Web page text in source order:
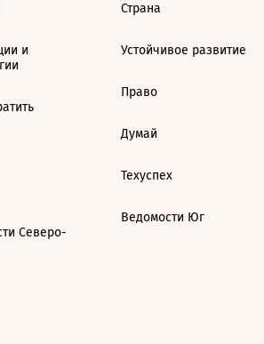
и
Северо-
Страна
Устойчивое развитие
Право
Думай
Техуспех
Ведомости Юг